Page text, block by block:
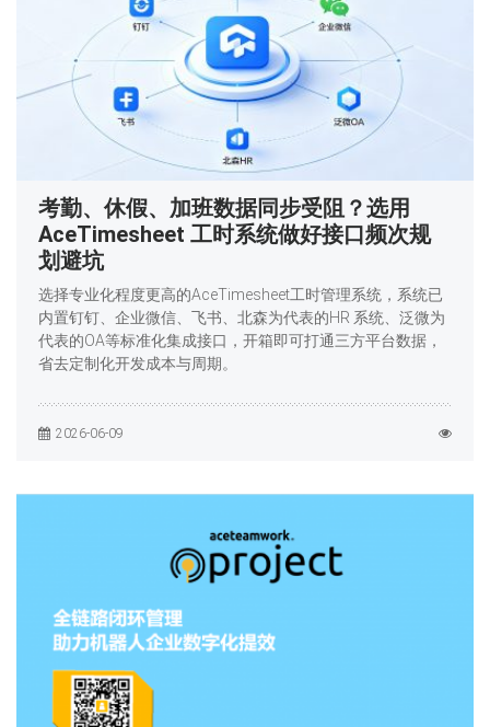
考勤、休假、加班数据同步受阻？选用
AceTimesheet 工时系统做好接口频次规
划避坑
选择专业化程度更高的AceTimesheet工时管理系统，系统已
内置钉钉、企业微信、飞书、北森为代表的HR 系统、泛微为
代表的OA等标准化集成接口，开箱即可打通三方平台数据，
省去定制化开发成本与周期。
2026-06-09